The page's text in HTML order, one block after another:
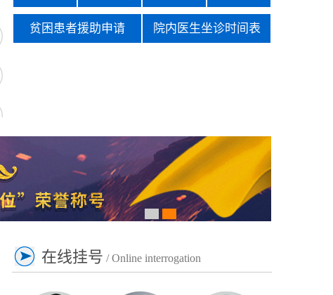
贫困患者援助申请 院内医生坐诊时间表
在线挂号 / Online interrogation